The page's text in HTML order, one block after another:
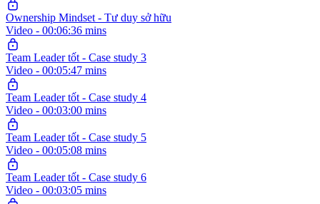
Ownership Mindset - Tư duy sở hữu
Video - 00:06:36 mins
Team Leader tốt - Case study 3
Video - 00:05:47 mins
Team Leader tốt - Case study 4
Video - 00:03:00 mins
Team Leader tốt - Case study 5
Video - 00:05:08 mins
Team Leader tốt - Case study 6
Video - 00:03:05 mins